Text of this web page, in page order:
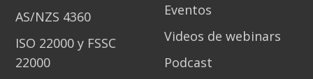
AS/NZS 4360
ISO 22000 y FSSC
22000
Eventos
Videos de webinars
Podcast